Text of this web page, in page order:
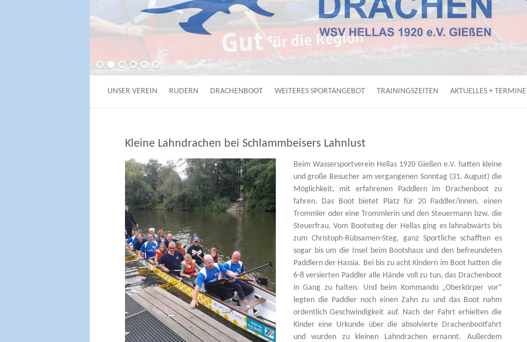
UNSER VEREIN RUDERN DRACHENBOOT WEITERES SPORTANGEBOT TRAININGSZEITEN AKTUELLES + TERMINE
Kleine Lahndrachen bei Schlammbeisers Lahnlust
Beim Wassersportverein Hellas 1920 Gießen e.V. hatten kleine
und große Besucher am vergangenen Sonntag (31. August) die
Möglichkeit, mit erfahrenen Paddlern im Drachenboot zu
fahren. Das Boot bietet Platz für 20 Paddler/innen, einen
Trommler oder eine Trommlerin und den Steuermann bzw. die
Steuerfrau. Vom Bootssteg der Hellas ging es lahnabwärts bis
zum Christoph-Rübsamen-Steg, ganz Sportliche schafften es
sogar bis um die Insel beim Bootshaus und den befreundeten
Paddlern der Hassia. Bei bis zu acht Kindern im Boot hatten die
6-8 versierten Paddler alle Hände voll zu tun, das Drachenboot
in Gang zu halten. Und beim Kommando „Oberkörper vor“
legten die Paddler noch einen Zahn zu und das Boot nahm
ordentlich Geschwindigkeit auf. Nach der Fahrt erhielten die
Kinder eine Urkunde über die absolvierte Drachenbootfahrt
und wurden zu kleinen Lahndrachen ernannt. Außerdem